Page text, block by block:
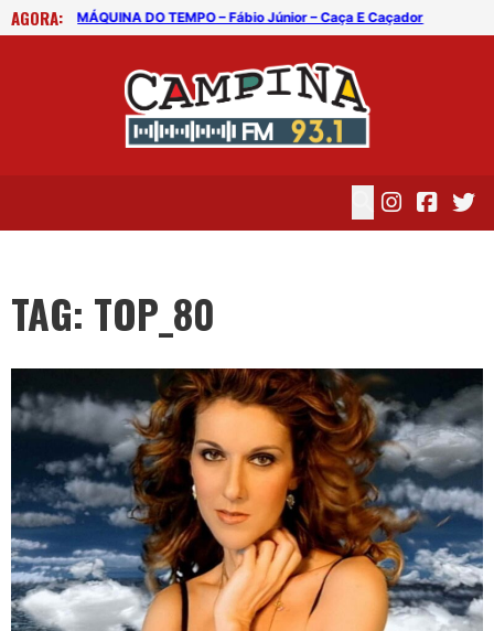
AGORA:
In Red MÁQUINA DO TEMPO – Fábio Júnior – Caça E Caçador
TAG: TOP_80